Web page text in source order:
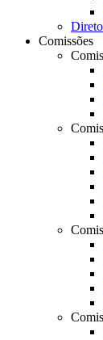
Comissões